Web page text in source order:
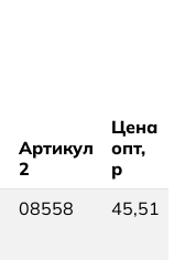
Артикул
2
Цена
опт,
р
08558 45,51